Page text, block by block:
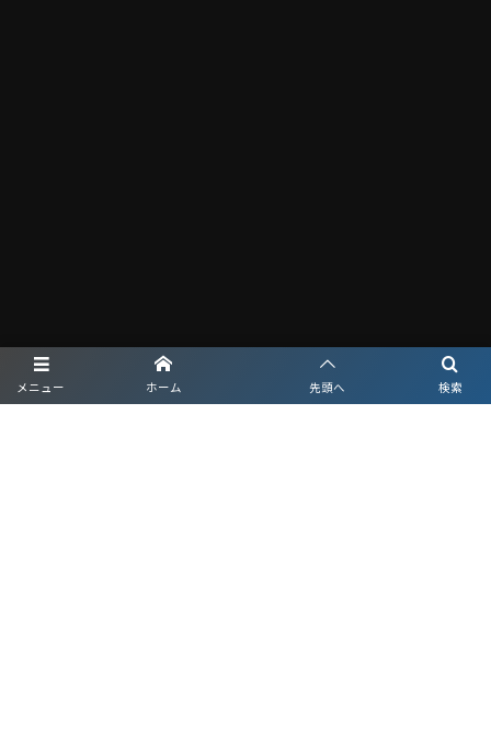
メニュー 検索
ホーム 先頭へ